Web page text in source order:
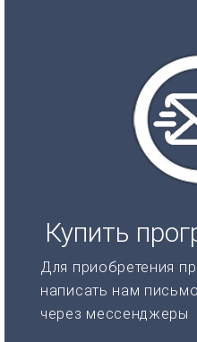
Купить
Для приобретения
написать нам
через мессенджеры